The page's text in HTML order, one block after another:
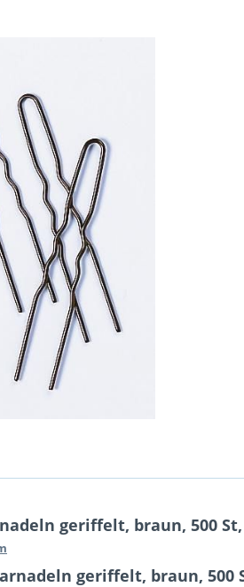
geriffelt, braun, 500
geriffelt, braun, 500